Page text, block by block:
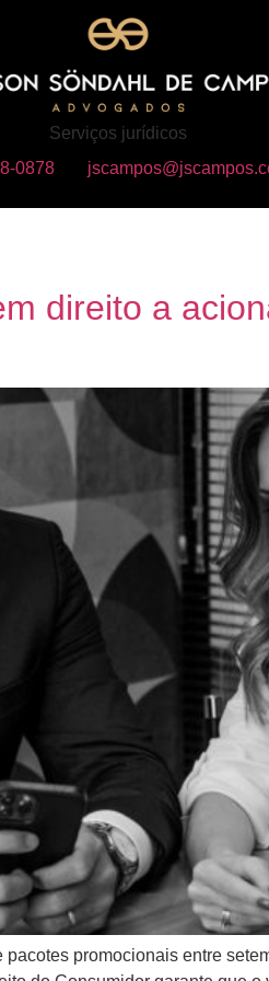
Serviços jurídicos
0878
direito a
promocionais entre